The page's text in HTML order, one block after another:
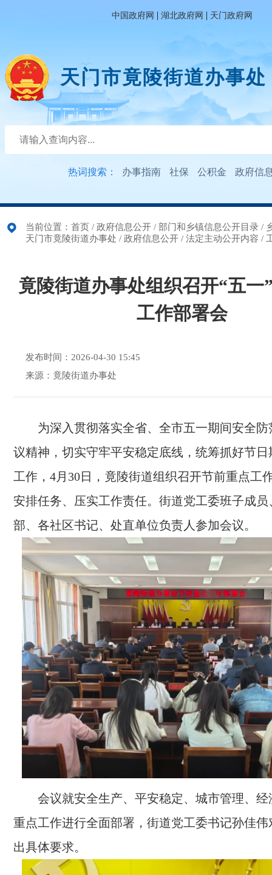
中国政府网 | 湖北政府网 | 天门政府网
天门市竟陵街道办事处
热词搜索： 办事指南 社保 公积金 政府信
当前位置： 首页 / 政府信息公开 / 部门和乡镇信息公开目录 /
天门市竟陵街道办事处 / 政府信息公开 / 法定主动公开内容 /
竟陵街道办事处组织召开“五一
工作部署会
发布时间：2026-04-30 15:45
来源：竟陵街道办事处
为深入贯彻落实全省、全市五一期间安全
议精神，切实守牢平安稳定底线，统筹抓好节
工作，4月30日，竟陵街道组织召开节前重点工
安排任务、压实工作责任。街道党工委班子成
部、各社区书记、处直单位负责人参加会议。
会议就安全生产、平安稳定、城市管理、
重点工作进行全面部署，街道党工委书记孙佳
出具体要求。